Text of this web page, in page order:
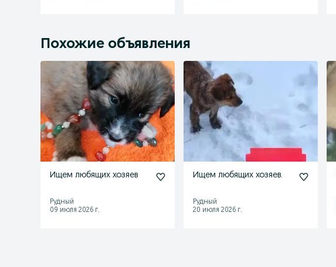
Похожие объявления
Ищем любящих хозяев
Рудный
09 июля 2026 г.
Ищем любящих хозяев.
Рудный
20 июля 2026 г.